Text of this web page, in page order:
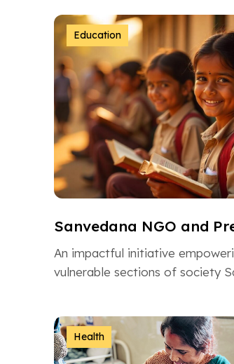
Education
An impactful initiative
vulnerable sections of society
dedicated […]
Health